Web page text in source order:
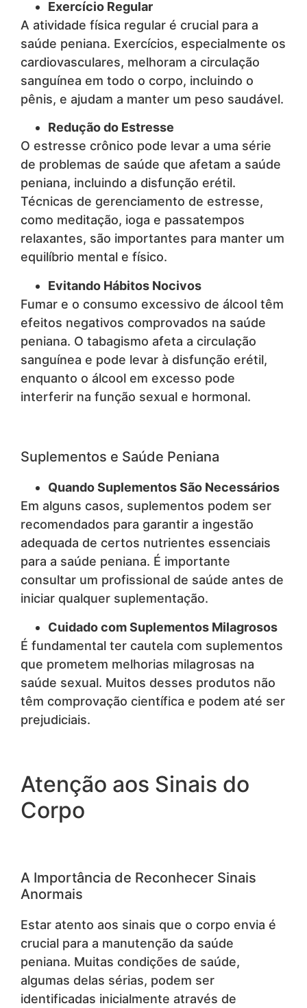
Exercício Regular
A atividade física regular é crucial para a
saúde peniana. Exercícios, especialmente os
cardiovasculares, melhoram a circulação
sanguínea em todo o corpo, incluindo o
pênis, e ajudam a manter um peso saudável.
Redução do Estresse
O estresse crônico pode levar a uma série
de problemas de saúde que afetam a saúde
peniana, incluindo a disfunção erétil.
Técnicas de gerenciamento de estresse,
como meditação, ioga e passatempos
relaxantes, são importantes para manter um
equilíbrio mental e físico.
Evitando Hábitos Nocivos
Fumar e o consumo excessivo de álcool têm
efeitos negativos comprovados na saúde
peniana. O tabagismo afeta a circulação
sanguínea e pode levar à disfunção erétil,
enquanto o álcool em excesso pode
interferir na função sexual e hormonal.
Suplementos e Saúde Peniana
Quando Suplementos São Necessários
Em alguns casos, suplementos podem ser
recomendados para garantir a ingestão
adequada de certos nutrientes essenciais
para a saúde peniana. É importante
consultar um profissional de saúde antes de
iniciar qualquer suplementação.
Cuidado com Suplementos Milagrosos
É fundamental ter cautela com suplementos
que prometem melhorias milagrosas na
saúde sexual. Muitos desses produtos não
têm comprovação científica e podem até ser
prejudiciais.
Atenção aos Sinais do
Corpo
A Importância de Reconhecer Sinais
Anormais
Estar atento aos sinais que o corpo envia é
crucial para a manutenção da saúde
peniana. Muitas condições de saúde,
algumas delas sérias, podem ser
identificadas inicialmente através de